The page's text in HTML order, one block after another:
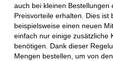
auch bei kleinen
Preisvorteile erhalten. Dies ist
beispielsweise einen neuen
einfach nur einige zusätzliche
benötigen. Dank dieser
Mengen bestellen, um von